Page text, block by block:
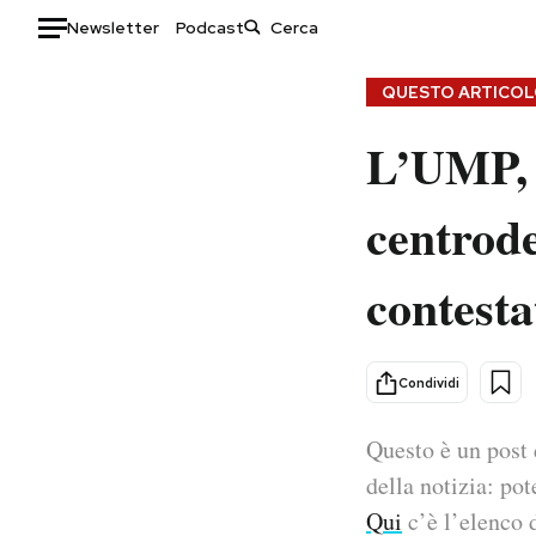
Newsletter Podcast
Storie/Idee
Altrecose
Mondiali calcio 2026
QUESTO
Condividi
Questo è un
della notizia:
Qui c’è